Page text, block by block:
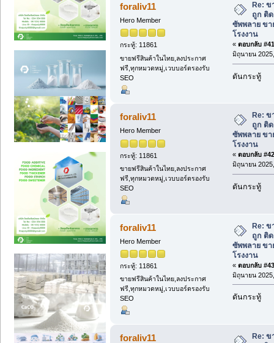
foraliv11
Hero Member
กระทู้: 11861
ขายฟรีสินค้าในไทย,ลงประกาศ
ฟรี,ทุกหมวดหมู่,เวบบอร์ดรองรับ
SEO
Re: ข
ถูก ติ
ซัพพลาย ขา
โรงงาน
« ตอบกลับ
มิถุนายน
ดันกระทู้
foraliv11
Hero Member
กระทู้: 11861
ขายฟรีสินค้าในไทย,ลงประกาศ
ฟรี,ทุกหมวดหมู่,เวบบอร์ดรองรับ
SEO
Re: ข
ถูก ติ
ซัพพลาย ขา
โรงงาน
« ตอบกลับ
มิถุนายน
ดันกระทู้
foraliv11
Hero Member
กระทู้: 11861
ขายฟรีสินค้าในไทย,ลงประกาศ
ฟรี,ทุกหมวดหมู่,เวบบอร์ดรองรับ
SEO
Re: ข
ถูก ติ
ซัพพลาย ขา
โรงงาน
« ตอบกลับ
มิถุนายน
ดันกระทู้
foraliv11
Re: ข